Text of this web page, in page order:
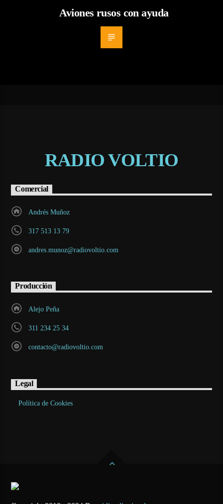
Aviones rusos con ayuda
RADIO VOLTIO
Comercial
Andrés Muñoz
317 513 13 79
andres.munoz@radiovoltio.com
Producción
Alejo Peña
311 234 25 34
contacto@radiovoltio.com
Legal
Política de Cookies